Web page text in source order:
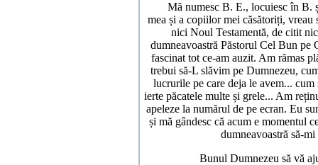
Mă numesc B. E., locuiesc în B.
mea și a copiilor mei căsătoriți,
nici Noul Testamentă, de citit
dumneavoastră Păstorul Cel Bun pe
fascinat tot ce-am auzit. Am rămas
trebui să-L slăvim pe Dumnezeu,
lucrurile pe care deja le avem...
ierte păcatele multe și grele... Am
apeleze la numărul de pe ecran. Eu
și mă gândesc că acum e momentul
dumneavoastră să-
Bunul Dumnezeu să vă